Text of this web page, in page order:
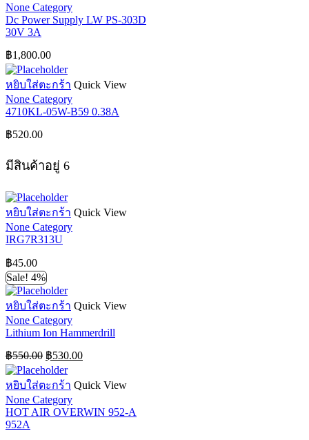
None Category
Dc Power Supply LW PS-303D
30V 3A
฿1,800.00
หยิบใส่ตะกร้า Quick View
None Category
4710KL-05W-B59 0.38A
฿520.00
มีสินค้าอยู่ 6
หยิบใส่ตะกร้า Quick View
None Category
IRG7R313U
฿45.00
Sale! 4%
หยิบใส่ตะกร้า Quick View
None Category
Lithium Ion Hammerdrill
฿550.00 Original
price
was:
฿550.00.
฿530.00Current
price
฿530.00.
หยิบใส่ตะกร้า Quick View
None Category
HOT AIR OVERWIN 952-A
952A